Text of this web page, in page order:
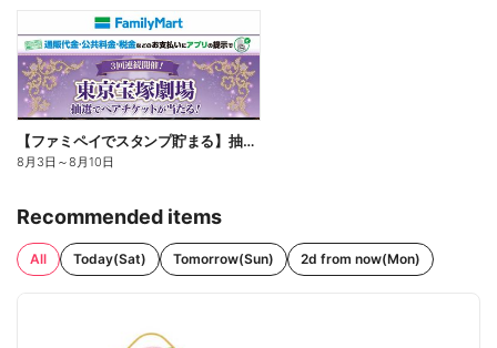
【ファミペイでスタンプ貯まる】抽選でペアチケットが当たる!
8月3日 ～8月10日
Recommended items
All Today(Sat) Tomorrow(Sun) 2d from now(Mon)